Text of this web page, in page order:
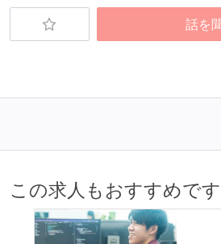
話を
この求人もおすすめです